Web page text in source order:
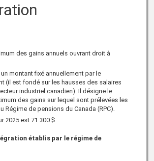
des gains annuels ouvrant droit à
un montant fixé annuellement par le
(il est fondé sur les hausses des salaires
industriel canadien). Il désigne le
des gains sur lequel sont prélevées les
Régime de pensions du Canada (RPC).
2025est 71 300 $
établis par le régime de